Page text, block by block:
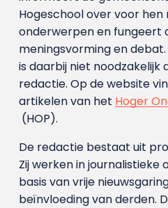
Hogeschool over voor
onderwerpen en fungeert
meningsvorming en
is daarbij niet noodzakelijk
redactie. Op de website
artikelen van het Hoger
(HOP).
De redactie bestaat uit
Zij werken in journalistieke
basis van vrije
beïnvloeding van derden.